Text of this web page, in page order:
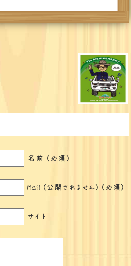
名前 (必須)
Mail (公開されません) (必須)
サイト